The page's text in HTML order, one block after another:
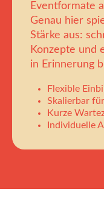
Eventformate
Genau hier
Stärke aus:
Konzepte und
in Erinnerung
Flexible
Skalierbar
Kurze
Individuelle